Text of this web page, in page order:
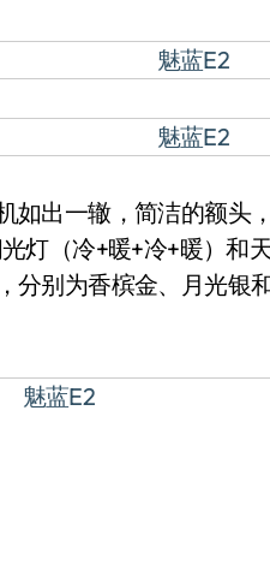
出一辙，简洁的额头
灯（冷+暖+冷+暖）和
分别为香槟金、月光银